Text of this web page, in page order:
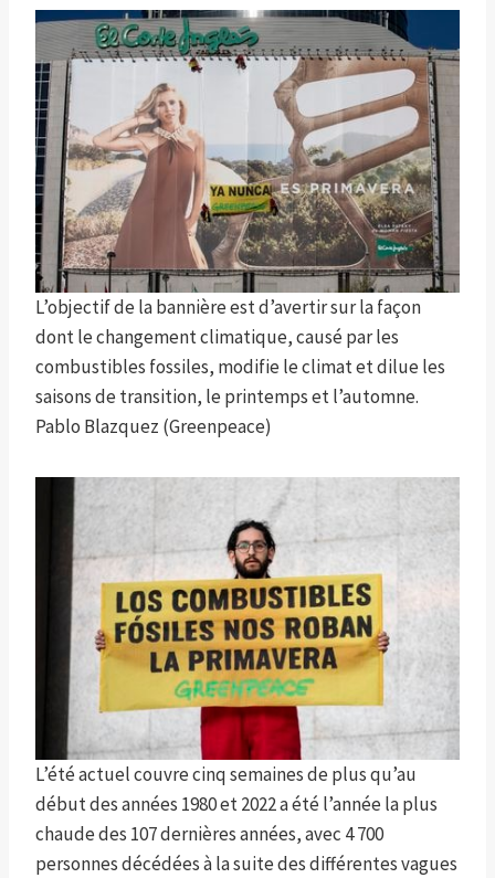
L’objectif de la bannière est d’avertir sur la façon
dont le changement climatique, causé par les
combustibles fossiles, modifie le climat et dilue les
saisons de transition, le printemps et l’automne.
Pablo Blazquez (Greenpeace)
L’été actuel couvre cinq semaines de plus qu’au
début des années 1980 et 2022 a été l’année la plus
chaude des 107 dernières années, avec 4 700
personnes décédées à la suite des différentes vagues